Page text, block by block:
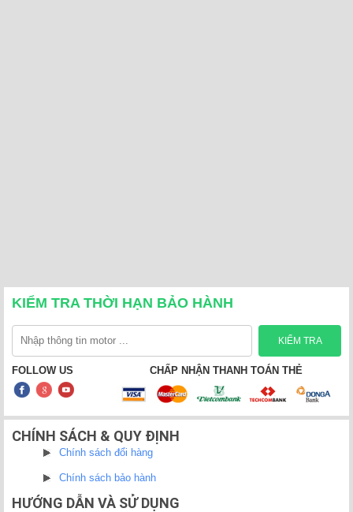
KIỂM TRA THỜI HẠN BẢO HÀNH
FOLLOW US CHẤP NHẬN THANH TOÁN THẺ
CHÍNH SÁCH & QUY ĐỊNH
Chính sách đổi hàng
Chính sách bảo hành
HƯỚNG DẪN VÀ SỬ DỤNG